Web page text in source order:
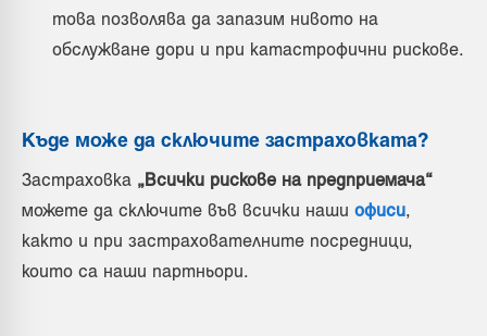
това позволява да запазим нивото на
обслужване дори и при катастрофични рискове.
Къде може да сключите застраховката?
Застраховка „Всички рискове на предприемача“
можете да сключите във всички наши офиси,
както и при застрахователните посредници,
които са наши партньори.